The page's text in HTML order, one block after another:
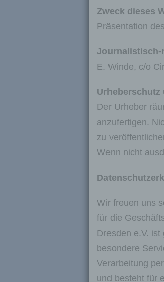
Zweck dieses
Präsentation
Journalistisch-
E. Winde, c/o
Urheberschutz
Der Urheber
anzufertigen.
zu
Wenn nicht
Wir freuen uns
für die
Dresden e.V.
besondere
Verarbeitung
und besteht für